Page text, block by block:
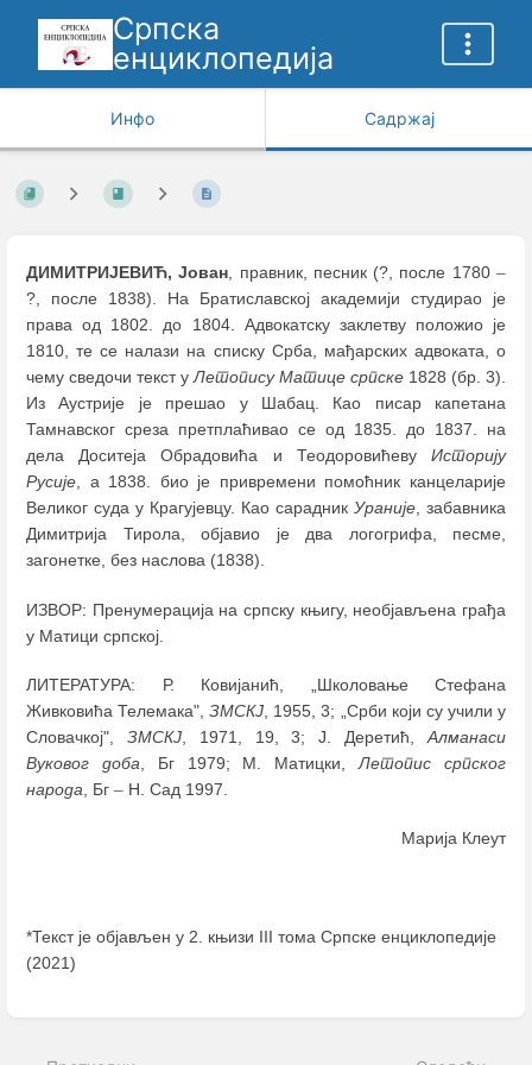
Српска
енциклопедија
Инфо Садржај
ДИМИТРИЈЕВИЋ, Јован, правник, песник (?, после 1780–
?, после 1838). На Братиславској академији студирао је
права од 1802. до 1804. Адвокатску заклетву положио је
1810, те се налази на списку Срба, мађарских адвоката, о
чему сведочи текст уЛетопису Матице српске 1828 (бр. 3).
Из Аустрије је прешао у Шабац. Као писар капетана
Тамнавског среза претплаћивао се од 1835. до 1837. на
дела Доситеја Обрадовића и Теодоровићеву Историју
Русије, а 1838. био је привремени помоћник канцеларије
Великог суда у Крагујевцу. Као сарадник Ураније, забавника
Димитрија Тирола, објавио је два логогрифа, песме,
загонетке, без наслова (1838).
ИЗВОР: Пренумерација на српску књигу, необјављена грађа
у Матици српској.
ЛИТЕРАТУРА: Р. Ковијанић, „Школовање Стефана
Живковића Телемака",ЗМСКЈ , 1955, 3; „Срби који су учили у
Словачкој", ЗМСКЈ, 1971, 19, 3; Ј. Деретић,Алманаси
Вуковог доба , Бг 1979; М. Матицки,Летопис српског
народа , Бг – Н. Сад 1997.
Марија Клеут
*Текст је објављен у 2. књизи III тома Српске енциклопедије
(2021)